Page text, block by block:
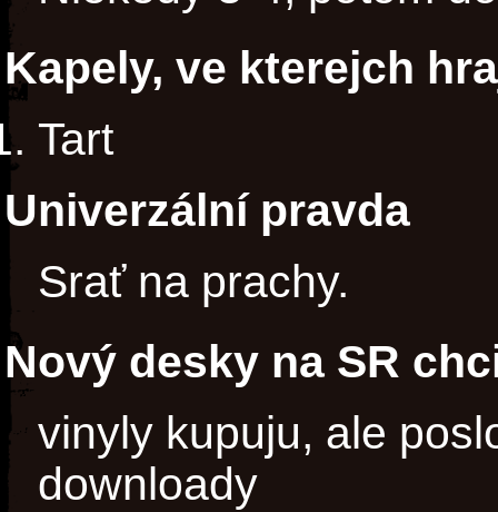
Kapely, ve kterejch
Tart
Univerzální pravda
Srať na prachy.
Nový desky na SR
vinyly kupuju, ale
downloady